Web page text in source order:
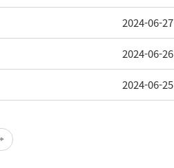
2024-06-27
2024-06-26
2024-06-25